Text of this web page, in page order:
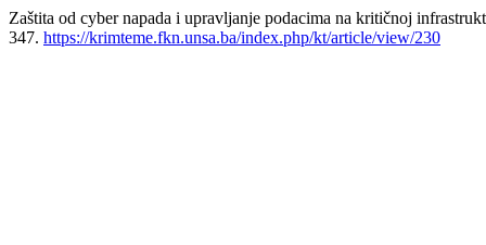
Zaštita od cyber napada i upravljanje podacima na kritičnoj
347. https://krimteme.fkn.unsa.ba/index.php/kt/article/view/230